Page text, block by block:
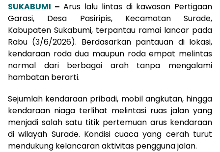
SUKABUMI – Arus lalu lintas di kawasan Pertigaan
Garasi, Desa Pasiripis, Kecamatan Surade,
Kabupaten Sukabumi, terpantau ramai lancar pada
Rabu (3/6/2026). Berdasarkan pantauan di lokasi,
kendaraan roda dua maupun roda empat melintas
normal dari berbagai arah tanpa mengalami
hambatan berarti.
Sejumlah kendaraan pribadi, mobil angkutan, hingga
kendaraan niaga terlihat melintasi ruas jalan yang
menjadi salah satu titik pertemuan arus kendaraan
di wilayah Surade. Kondisi cuaca yang cerah turut
mendukung kelancaran aktivitas pengguna jalan.